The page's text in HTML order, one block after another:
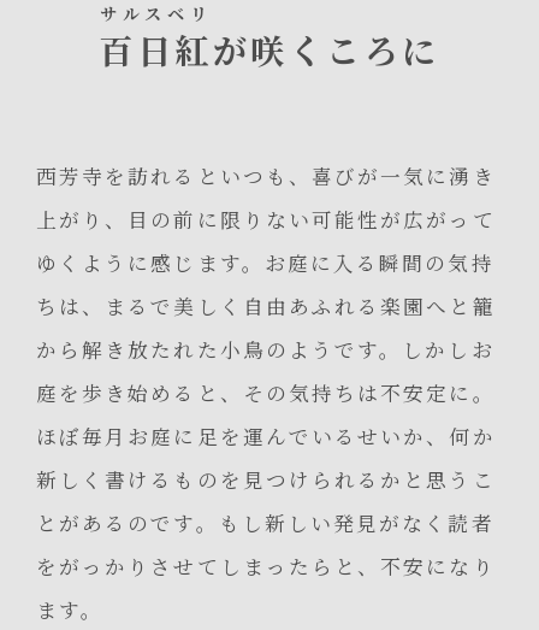
百日紅
サルスベリ
が咲くころに
西芳寺を訪れるといつも、喜びが一気に湧き
上がり、目の前に限りない可能性が広がって
ゆくように感じます。お庭に入る瞬間の気持
ちは、まるで美しく自由あふれる楽園へと籠
から解き放たれた小鳥のようです。しかしお
庭を歩き始めると、その気持ちは不安定に。
ほぼ毎月お庭に足を運んでいるせいか、何か
新しく書けるものを見つけられるかと思うこ
とがあるのです。もし新しい発見がなく読者
をがっかりさせてしまったらと、不安になり
ます。